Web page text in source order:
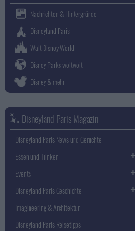
Nachrichten & Hintergründe
Disneyland Paris
Walt Disney World
Disney Parks weltweit
Disney & mehr
Disneyland Paris Magazin
Disneyland Paris News und Gerüchte
Essen und Trinken
Events
Disneyland Paris Geschichte
Imagineering & Architektur
Disneyland Paris Reisetipps